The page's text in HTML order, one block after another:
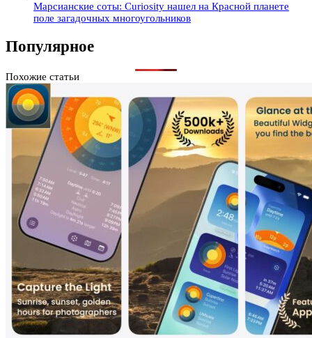
Марсианские соты: Curiosity нашел на Красной планете
поле загадочных многоугольников
Популярное
Похожие статьи